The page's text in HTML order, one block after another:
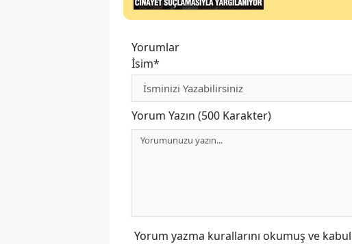
Yorumlar
İsim*
Yorum Yazın (500 Karakter)
Yorum yazma kurallarını okumuş ve kabul